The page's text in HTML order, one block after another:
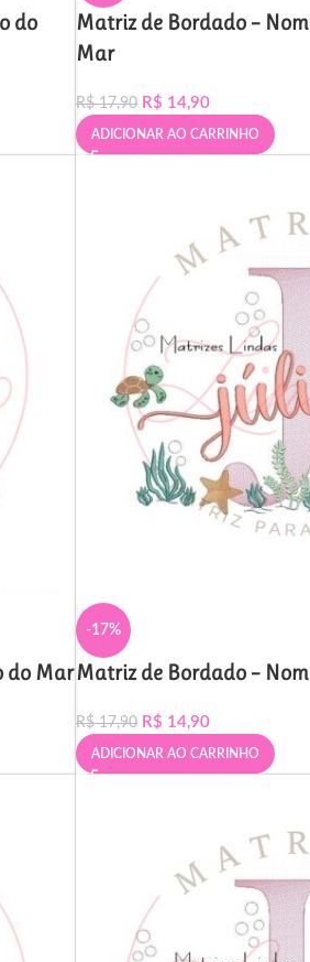
do
Matriz de Bordado –
Mar
R$17,90 R$ 14,90
ADICIONAR AO CARRINHO
do Mar
-17%
Matriz de Bordado –
R$17,90 R$ 14,90
ADICIONAR AO CARRINHO